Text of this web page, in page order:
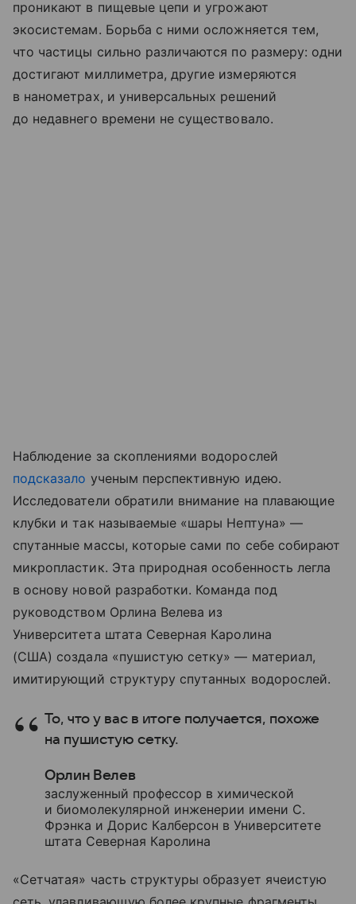
проникают в пищевые цепи и угрожают
экосистемам. Борьба с ними осложняется тем,
что частицы сильно различаются по размеру: одни
достигают миллиметра, другие измеряются
в нанометрах, и универсальных решений
до недавнего времени не существовало.
Наблюдение за скоплениями водорослей
подсказало ученым перспективную идею.
Исследователи обратили внимание на плавающие
клубки и так называемые «шары Нептуна» —
спутанные массы, которые сами по себе собирают
микропластик. Эта природная особенность легла
в основу новой разработки. Команда под
руководством Орлина Велева из
Университета штата Северная Каролина
(США) создала «пушистую сетку» — материал,
имитирующий структуру спутанных водорослей.
То, что у вас в итоге получается, похоже
на пушистую сетку.
Орлин Велев
заслуженный профессор в химической
и биомолекулярной инженерии имени С.
Фрэнка и Дорис Калберсон в Университете
штата Северная Каролина
«Сетчатая» часть структуры образует ячеистую